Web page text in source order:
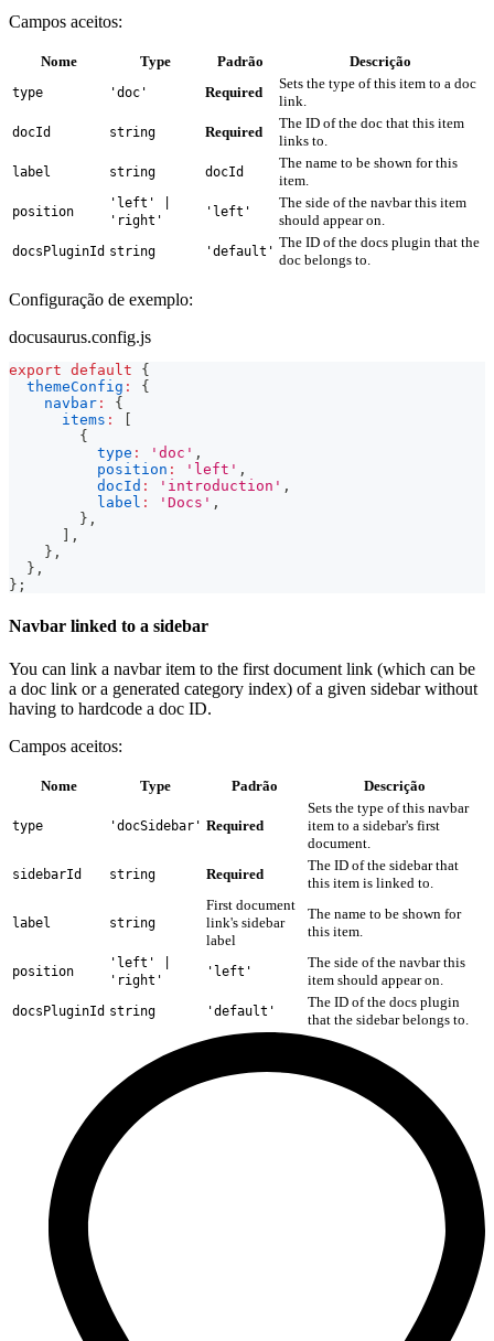
Campos aceitos:
Nome Type Padrão Descrição
type 'doc' Required
Sets the type of this item to a doc
link.
docId string Required
The ID of the doc that this item
links to.
label string docId
The name to be shown for this
item.
position
'left' |
'right'
'left'
The side of the navbar this item
should appear on.
docsPluginId string 'default'
The ID of the docs plugin that the
doc belongs to.
Configuração de exemplo:
docusaurus.config.js
export default
{
themeConfig :
{
navbar :
{
items :
{
type : 'doc' ,
position : 'left' ,
docId : 'introduction' ,
label : 'Docs' ,
} ,
,
} ,
} ,
} ;
Navbar linked to a sidebar
You can link a navbar item to the first document link (which can be
a doc link or a generated category index) of a given sidebar without
having to hardcode a doc ID.
Campos aceitos:
Nome Type Padrão Descrição
type 'docSidebar' Required
Sets the type of this navbar
item to a sidebar's first
document.
sidebarId string Required
The ID of the sidebar that
this item is linked to.
label string
First document
link's sidebar
label
The name to be shown for
this item.
position
'left' |
'right'
'left'
The side of the navbar this
item should appear on.
docsPluginId string 'default'
The ID of the docs plugin
that the sidebar belongs to.